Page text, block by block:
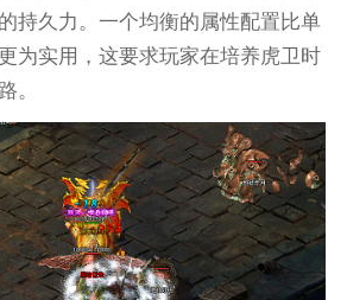
持久力。一个均衡的属性配置比单
为实用，这要求玩家在培养虎卫时
。